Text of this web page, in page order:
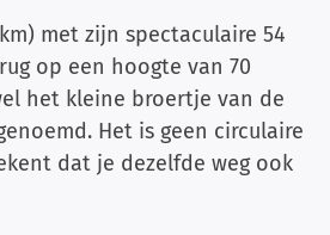
met zijn spectaculaire 54
op een hoogte van 70
het kleine broertje van de
Het is geen circulaire
dat je dezelfde weg ook